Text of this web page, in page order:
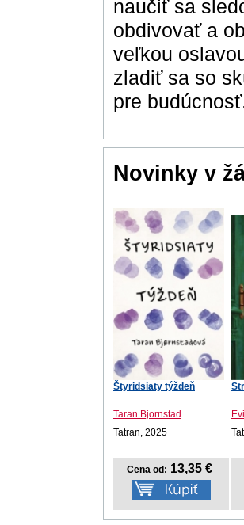
naučiť sa
obdivovať a
veľkou
zladiť sa so
pre
Novinky v
Štyridsiaty týždeň
Taran Bjornstad
Tatran, 2025
Cena od: 13,35 €